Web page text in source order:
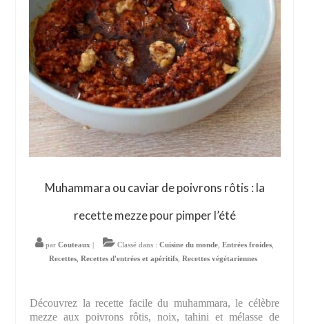
Muhammara ou caviar de poivrons rôtis : la
recette mezze pour pimper l’été
par Couteaux Classé dans : Cuisine du monde Entrées froides
Recettes, Recettes d'entrées et apéritifs, Recettes végétariennes
Découvrez la recette facile du muhammara, le célèbre
mezze aux poivrons rôtis, noix, tahini et mélasse de